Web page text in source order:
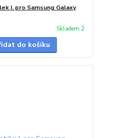
I. pro Samsung Galaxy
Skladem 2
do košíku